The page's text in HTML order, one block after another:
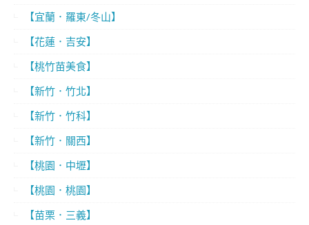
【宜蘭．羅東/冬山】
【花蓮．吉安】
【桃竹苗美食】
【新竹．竹北】
【新竹．竹科】
【新竹．關西】
【桃園．中壢】
【桃園．桃園】
【苗栗．三義】